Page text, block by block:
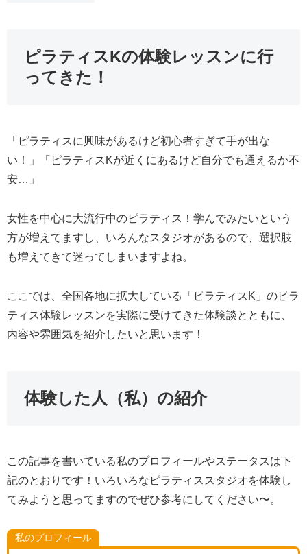
ピラティスKの体験レッスンに行
ってきた！
「ピラティスに興味があるけど初心者すぎて手が出な
い！」「ピラティスKが近くにあるけど自分でも通えるか不
安…」
女性を中心に大流行中のピラティス！学んでみたいという
方が増えてますし、いろんなスタジオがあるので、選択肢
も増えてきて迷ってしまいますよね。
ここでは、全国各地に拡大している「ピラティスK」のピラ
ティス体験レッスンを実際に受けてきた体験談とともに、
内容や雰囲気を紹介したいと思います！
体験した人（私）の紹介
この記事を書いている私のプロフィールやステータスは下
記のとおりです！いろいろなピラティススタジオを体験し
てみようと思ってますのでぜひ参考にしてください〜。
私のプロフィール